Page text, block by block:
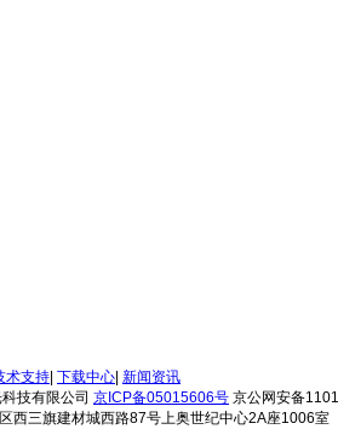
术支持 下载中心 新闻资讯
技有限公司 京ICP备05015606号 京公网安备
西三旗建材城西路87号上奥世纪中心2A座1006室